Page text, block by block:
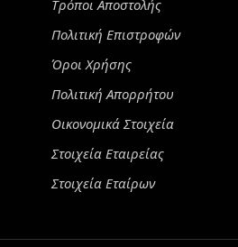
Tρόποι Αποστολής
Πολιτική Επιστροφών
Όροι Χρήσης
Πολιτική Απορρήτου
Οικονομικά Στοιχεία
Στοιχεία Εταιρείας
Στοιχεία Εταίρων